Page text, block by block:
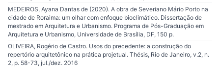
MEDEIROS, Ayana Dantas de (2020). A obra de Severiano Mário Porto na
cidade de Roraima: um olhar com enfoque bioclimático. Dissertação de
mestrado em Arquitetura e Urbanismo. Programa de Pós-Graduação em
Arquitetura e Urbanismo, Universidade de Brasília, DF, 150 p.
OLIVEIRA, Rogério de Castro. Usos do precedente: a construção do
repertório arquitetônico na prática projetual. Thésis, Rio de Janeiro, v.2, n.
2, p. 58-73, jul./dez. 2016